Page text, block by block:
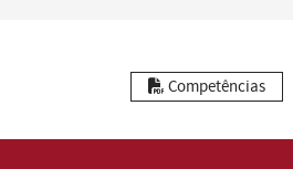
Competências